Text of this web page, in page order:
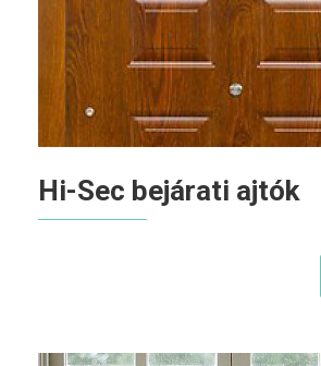
Hi-Sec bejárati ajtók